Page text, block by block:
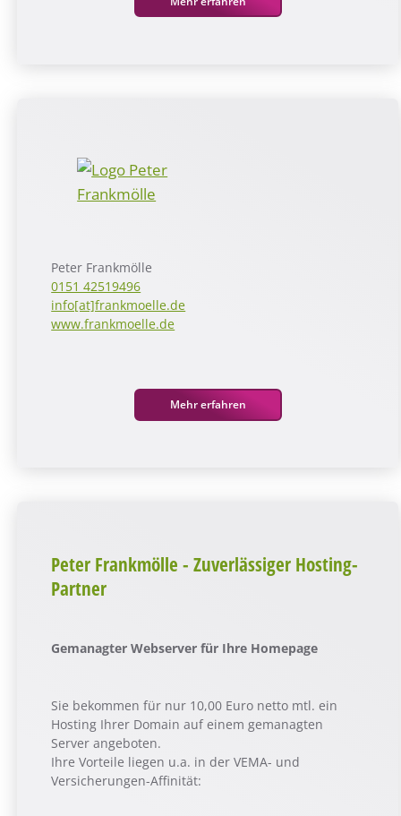
Peter Frankmölle
0151 42519496
info[at]frankmoelle.de
www.frankmoelle.de
Mehr erfahren
Peter Frankmölle - Zuverlässiger Hosting-
Partner
Gemanagter Webserver für Ihre Homepage
Sie bekommen für nur 10,00 Euro netto mtl. ein
Hosting Ihrer Domain auf einem gemanagten
Server angeboten.
Ihre Vorteile liegen u.a. in der VEMA- und
Versicherungen-Affinität: